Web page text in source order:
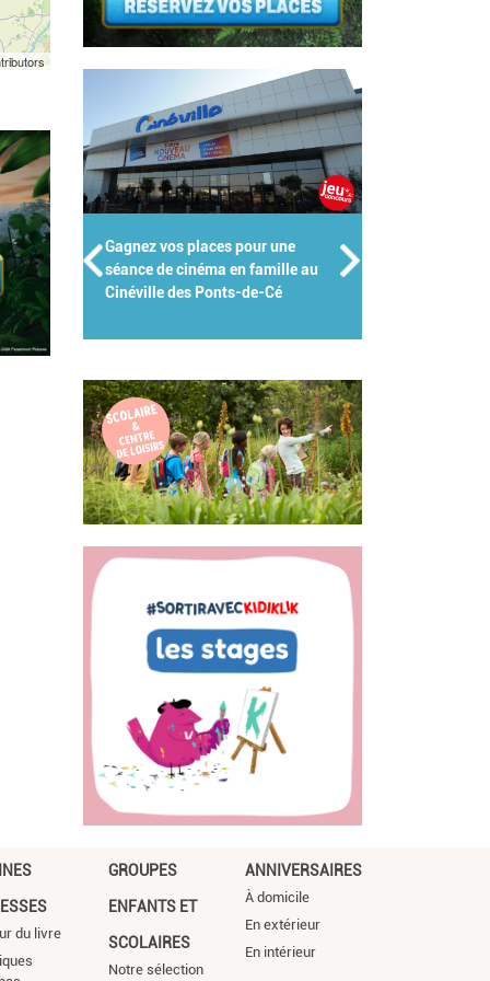
Gagnez vos places pour une
séance de cinéma en famille au
Cinéville des Ponts-de-Cé
Groupes scolaires, centres de
loisirs, crèches : Kidiklik met
expertise au service des pros
du livre
GROUPES
ENFANTS ET
SCOLAIRES
Notre sélection
ANNIVERSAIRES
À domicile
En extérieur
En intérieur